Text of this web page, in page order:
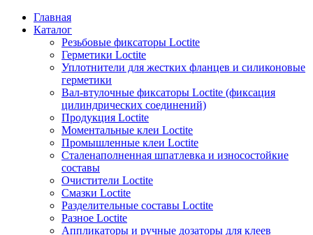
Главная
Каталог
Резьбовые фиксаторы Loctite
Герметики Loctite
Уплотнители для жестких фланцев и силиконовые
герметики
Вал-втулочные фиксаторы Loctite (фиксация
цилиндрических соединений)
Продукция Loctite
Моментальные клеи Loctite
Промышленные клеи Loctite
Сталенаполненная шпатлевка и износостойкие
составы
Очистители Loctite
Смазки Loctite
Разделительные составы Loctite
Разное Loctite
Аппликаторы и ручные дозаторы для клеев